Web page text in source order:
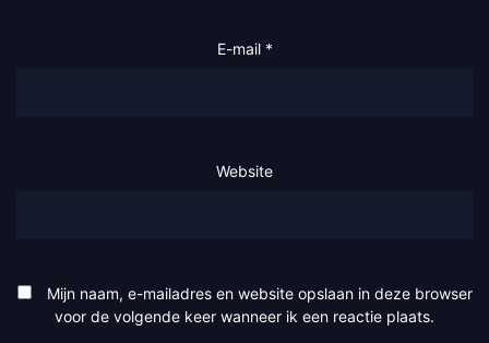
E-mail *
Website
Mijn naam, e-mailadres en website opslaan in deze browser
voor de volgende keer wanneer ik een reactie plaats.